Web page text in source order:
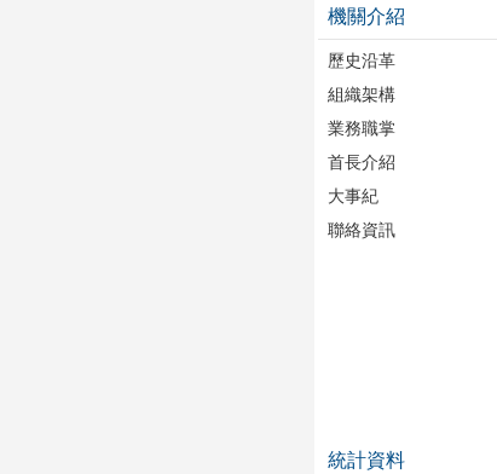
機關介紹
歷史沿革
組織架構
業務職掌
首長介紹
大事紀
聯絡資訊
統計資料